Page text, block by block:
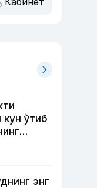
кун ўтиб
энг